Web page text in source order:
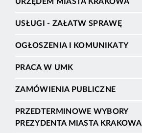
USŁUGI - ZAŁATW SPRAWĘ
OGŁOSZENIA I KOMUNIKATY
PRACA W UMK
ZAMÓWIENIA PUBLICZNE
PRZEDTERMINOWE WYBORY
PREZYDENTA MIASTA KRAKOWA